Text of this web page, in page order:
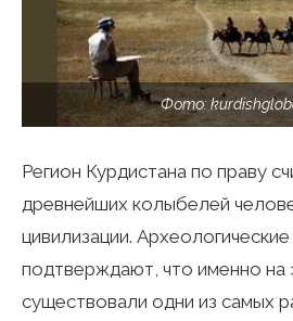
Фото:
Регион Курдистана по праву
древнейших колыбелей
цивилизации.
подтверждают, что именно на
существовали одни из самых